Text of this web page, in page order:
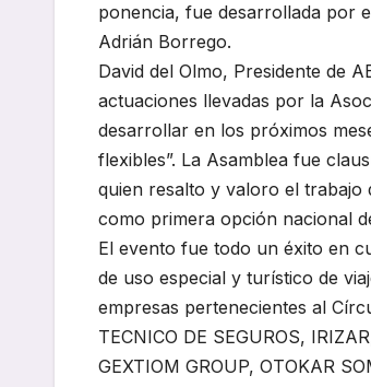
ponencia, fue desarrollada por
Adrián Borrego.
David del Olmo, Presidente de
actuaciones llevadas por la
desarrollar en los próximos
flexibles”. La Asamblea fue
quien resalto y valoro el trabajo
como primera opción nacional
El evento fue todo un éxito en
de uso especial y turístico de
empresas pertenecientes al
TECNICO DE SEGUROS,
GEXTIOM GROUP, OTOKAR